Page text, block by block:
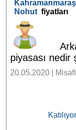
Kahramanmaraş
Nohut fiyatları
piyasası nedir
20.05.2020 |